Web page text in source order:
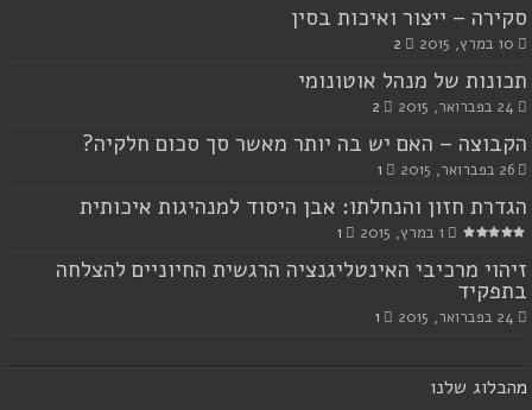
סקירה – ייצור ואיכות בסין
10 במרץ, 2015 2
תכונות של מנהל אוטונומי
24 בפברואר, 2015 2
הקבוצה – האם יש בה יותר מאשר סך סכום חלקיה?
26 בפברואר, 2015 1
הגדרת חזון והנחלתו: אבן היסוד למנהיגות איכותית
1 במרץ, 2015 1
זיהוי מרכיבי האינטליגנציה הרגשית החיוניים להצלחה
בתפקיד
24 בפברואר, 2015 1
מהבלוג שלנו